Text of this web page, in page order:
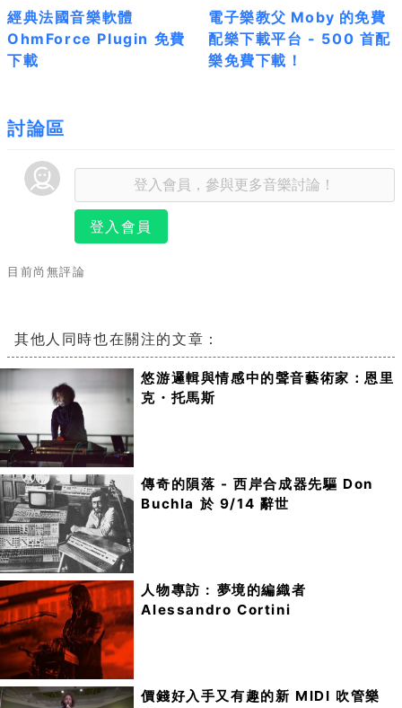
經典法國音樂軟體
OhmForce Plugin 免費
下載
電子樂教父 Moby 的免費
配樂下載平台 - 500 首配
樂免費下載！
討論區
登入會員
目前尚無評論
其他人同時也在關注的文章：
悠游邏輯與情感中的聲音藝術家：恩里
克・托馬斯
傳奇的隕落 - 西岸合成器先驅 Don
Buchla 於 9/14 辭世
人物專訪 : 夢境的編織者
Alessandro Cortini
價錢好入手又有趣的新 MIDI 吹管樂